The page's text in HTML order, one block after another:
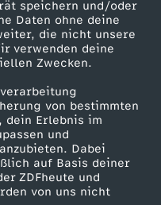
speichern und/oder
Daten ohne deine
die nicht unsere
verwenden deine
Zwecken.
von bestimmten
dein Erlebnis im
und
Dabei
auf Basis deiner
ZDFheute und
von uns nicht
zum ZDF